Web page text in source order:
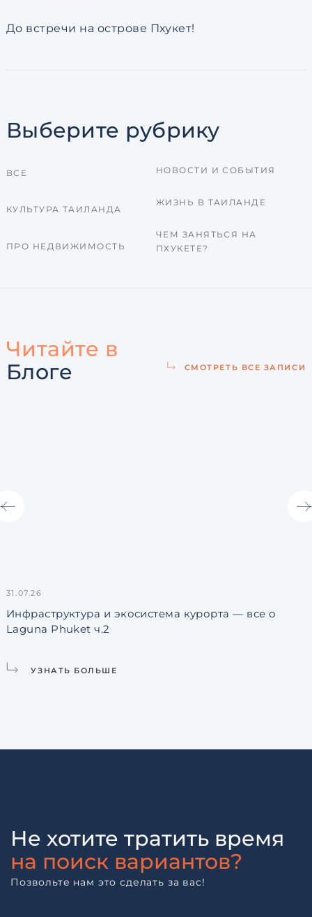
До встречи на острове Пхукет!
Выберите рубрику
ВСЕ
КУЛЬТУРА ТАИЛАНДА
ПРО НЕДВИЖИМОСТЬ
НОВОСТИ И СОБЫТИЯ
ЖИЗНЬ В ТАИЛАНДЕ
ЧЕМ ЗАНЯТЬСЯ НА
ПХУКЕТЕ?
Читайте в
Блоге
СМОТРЕТЬ ВСЕ ЗАПИСИ
31.07.26
Инфраструктура и экосистема курорта — все о
Laguna Phuket ч.2
УЗНАТЬ БОЛЬШЕ
Не хотите тратить время
на поиск вариантов?
Позвольте нам это сделать за вас!